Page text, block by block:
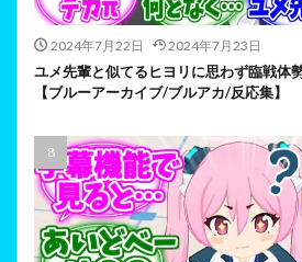
2024年7月22日 2024年7月23日
ユメ先輩と似てるヒヨリに思わず臨戦体
【ブルーアーカイブ/ブルアカ/反応集】